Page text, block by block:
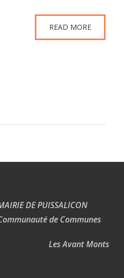
READ MORE
DE PUISSALICON
de Communes
Les Avant Monts